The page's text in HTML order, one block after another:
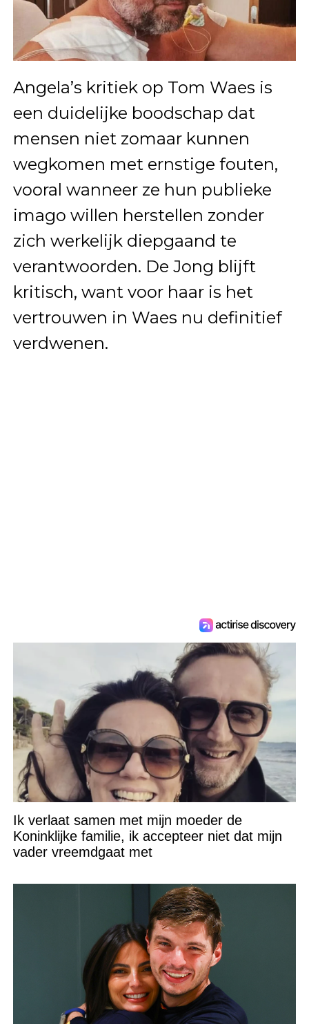
Angela’s kritiek op Tom Waes is
een duidelijke boodschap dat
mensen niet zomaar kunnen
wegkomen met ernstige fouten,
vooral wanneer ze hun publieke
imago willen herstellen zonder
zich werkelijk diepgaand te
verantwoorden. De Jong blijft
kritisch, want voor haar is het
vertrouwen in Waes nu definitief
verdwenen.
Ik verlaat samen met mijn moeder de
Koninklijke familie, ik accepteer niet dat mijn
vader vreemdgaat met